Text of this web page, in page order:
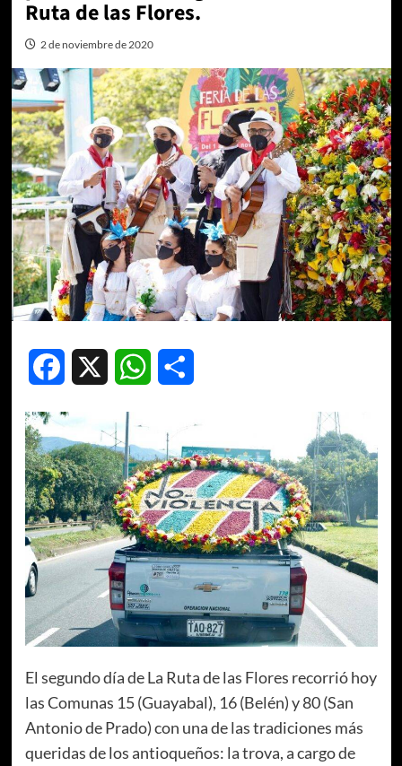
Ruta de las Flores.
2 de noviembre de 2020
Facebook WhatsApp
El segundo día de La Ruta de las Flores recorrió hoy
las Comunas 15 (Guayabal), 16 (Belén) y 80 (San
Antonio de Prado) con una de las tradiciones más
queridas de los antioqueños: la trova, a cargo de